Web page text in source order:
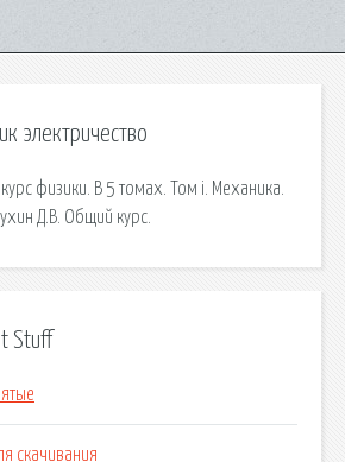
электричество
физики. В 5 томах. Том i. Механика.
Д.В. Общий курс.
Stuff
скачивания